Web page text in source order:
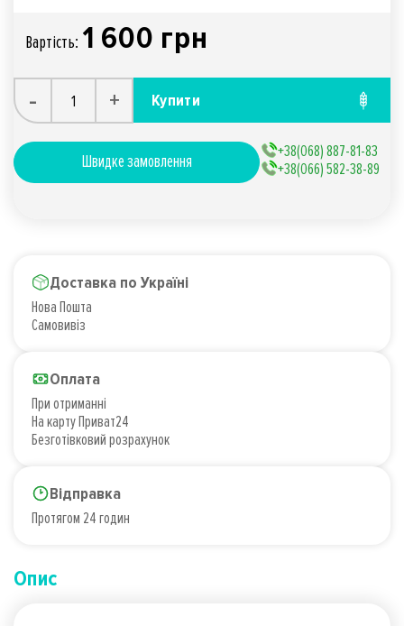
Вартiсть: 1 600 грн
- + Купити
Швидке замовлення
+38(068) 887-81-83
+38(066) 582-38-89
Доставка по Україні
Нова Пошта
Самовивіз
Оплата
При отриманні
На карту Приват24
Безготівковий розрахунок
Відправка
Протягом 24 годин
Опис